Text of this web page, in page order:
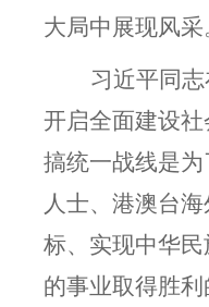
大局中展现风采
习近平同
开启全面建设
搞统一战线是
人士、港澳台
标、实现中华
的事业取得胜